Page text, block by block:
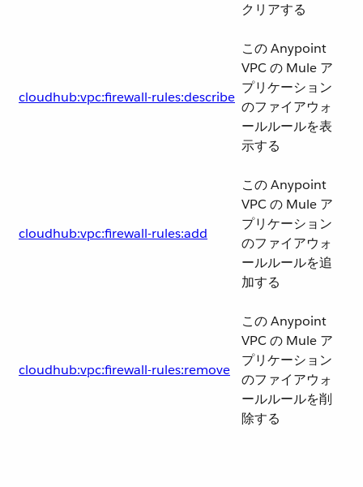
クリアする
cloudhub:vpc:firewall-rules:describe
この Anypoint
VPC の Mule ア
プリケーション
のファイアウォ
ールルールを表
示する
cloudhub:vpc:firewall-rules:add
この Anypoint
VPC の Mule ア
プリケーション
のファイアウォ
ールルールを追
加する
cloudhub:vpc:firewall-rules:remove
この Anypoint
VPC の Mule ア
プリケーション
のファイアウォ
ールルールを削
除する